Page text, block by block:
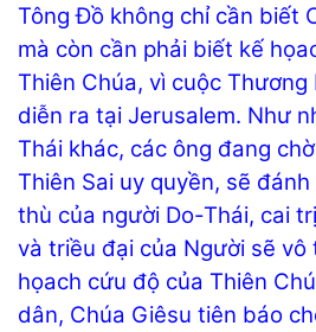
Tông Đồ không chỉ cần biết
mà còn cần phải biết kế
Thiên Chúa, vì cuộc Thương
diễn ra tại Jerusalem. Như
Thái khác, các ông đang
Thiên Sai uy quyền, sẽ
thù của người Do-Thái, cai
và triều đại của Người sẽ vô
họach cứu độ của Thiên
dân, Chúa Giêsu tiên báo